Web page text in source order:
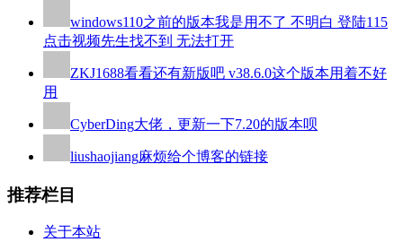
windows110之前的版本我是用不了 不明白 登陆115
点击视频先生找不到 无法打开
ZKJ1688看看还有新版吧 v38.6.0这个版本用着不好
用
CyberDing大佬，更新一下7.20的版本呗
liushaojiang麻烦给个博客的链接
推荐栏目
关于本站